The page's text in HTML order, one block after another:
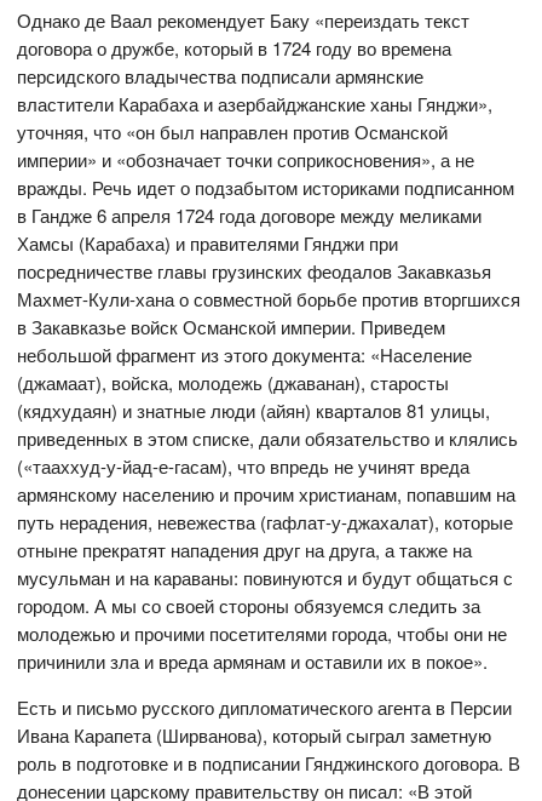
Однако де Ваал рекомендует Баку «переиздать текст
договора о дружбе, который в 1724 году во времена
персидского владычества подписали армянские
властители Карабаха и азербайджанские ханы Гянджи»,
уточняя, что «он был направлен против Османской
империи» и «обозначает точки соприкосновения», а не
вражды. Речь идет о подзабытом историками подписанном
в Гандже 6 апреля 1724 года договоре между меликами
Хамсы (Карабаха) и правителями Гянджи при
посредничестве главы грузинских феодалов Закавказья
Махмет-Кули-хана о совместной борьбе против вторгшихся
в Закавказье войск Османской империи. Приведем
небольшой фрагмент из этого документа: «Население
(джамаат), войска, молодежь (джаванан), старосты
(кядхудаян) и знатные люди (айян) кварталов 81 улицы,
приведенных в этом списке, дали обязательство и клялись
(«тааххуд-у-йад-е-гасам), что впредь не учинят вреда
армянскому населению и прочим христианам, попавшим на
путь нерадения, невежества (гафлат-у-джахалат), которые
отныне прекратят нападения друг на друга, а также на
мусульман и на караваны: повинуются и будут общаться с
городом. А мы со своей стороны обязуемся следить за
молодежью и прочими посетителями города, чтобы они не
причинили зла и вреда армянам и оставили их в покое».
Есть и письмо русского дипломатического агента в Персии
Ивана Карапета (Ширванова), который сыграл заметную
роль в подготовке и в подписании Гянджинского договора. В
донесении царскому правительству он писал: «В этой